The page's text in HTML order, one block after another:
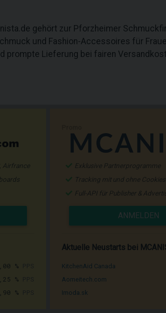
gehört zur Pforzheimer
und Fashion-Accessoires für
prompte Lieferung bei fairen
Airfrance
%
%
%
Exklusive Partnerprogramme
Tracking mit und ohne Cookies
Full-API für Publisher &
ANMELDEN
Aktuelle Neustarts bei
KitchenAid Canada
Aomeitech.com
Imoda.sk